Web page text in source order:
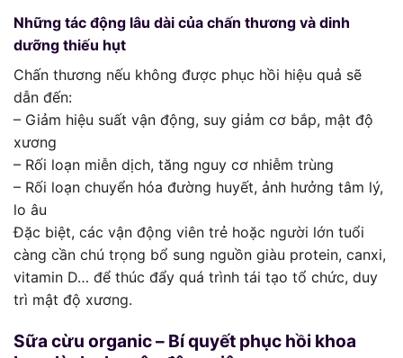
Những tác động lâu dài của chấn thương và dinh
dưỡng thiếu hụt
Chấn thương nếu không được phục hồi hiệu quả sẽ
dẫn đến:
– Giảm hiệu suất vận động, suy giảm cơ bắp, mật độ
xương
– Rối loạn miễn dịch, tăng nguy cơ nhiễm trùng
– Rối loạn chuyển hóa đường huyết, ảnh hưởng tâm lý,
lo âu
Đặc biệt, các vận động viên trẻ hoặc người lớn tuổi
càng cần chú trọng bổ sung nguồn giàu protein, canxi,
vitamin D… để thúc đẩy quá trình tái tạo tổ chức, duy
trì mật độ xương.
Sữa cừu organic – Bí quyết phục hồi khoa